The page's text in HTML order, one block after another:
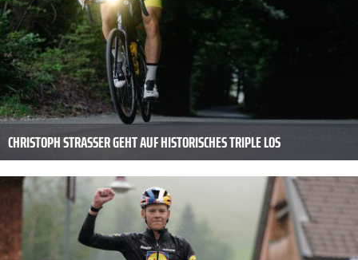
CHRISTOPH STRASSER GEHT AUF HISTORISCHES TRIPLE LOS